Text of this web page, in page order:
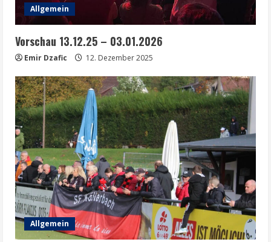
Allgemein
Vorschau 13.12.25 – 03.01.2026
Emir Dzafic 12. Dezember 2025
Allgemein